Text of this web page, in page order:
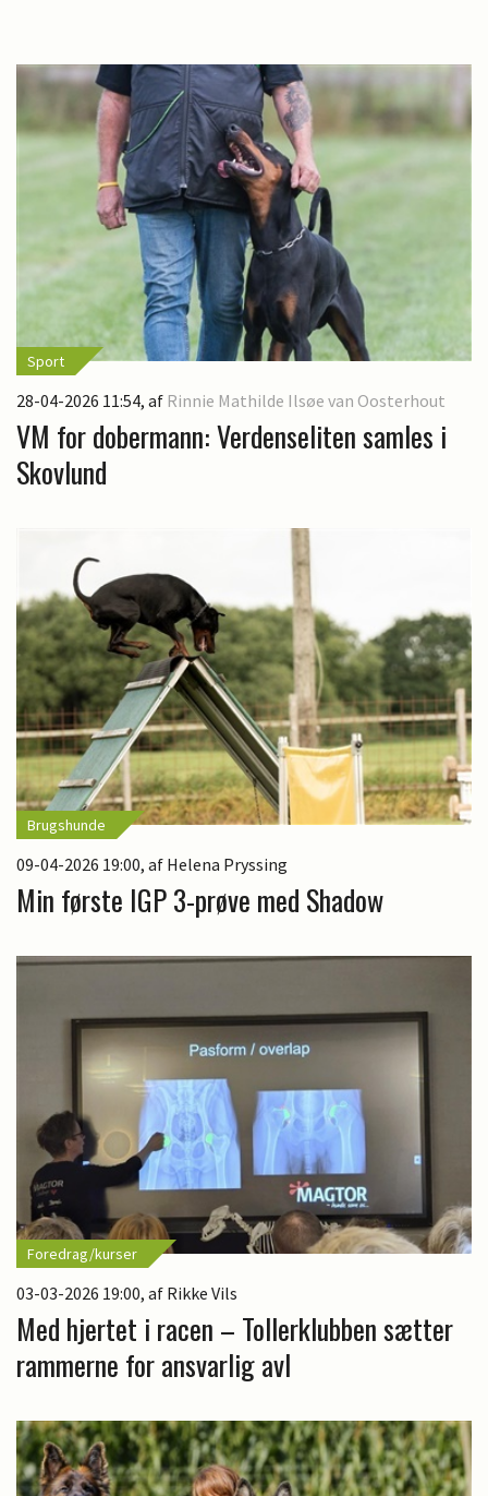
Sport
28-04-2026 11:54, af Rinnie Mathilde Ilsøe van Oosterhout
VM for dobermann: Verdenseliten samles i
Skovlund
Brugshunde
09-04-2026 19:00, af Helena Pryssing
Min første IGP 3-prøve med Shadow
Foredrag/kurser
03-03-2026 19:00, af Rikke Vils
Med hjertet i racen – Tollerklubben sætter
rammerne for ansvarlig avl